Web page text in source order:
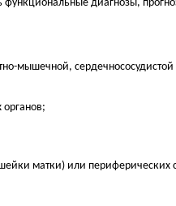
функциональные диагнозы,
мышечной,
матки) или периферических